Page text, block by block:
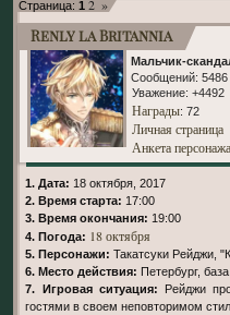
Страница: 1 2 »
Renly la Britannia
Мальчик-
Сообщений: 5486
Уважение: +4492
Награды: 72
Личная страница
Анкета персонажа
1. Дата: 18 октября, 2017
2. Время старта: 17:00
3. Время окончания: 19:00
4. Погода: 18 октября
5. Персонажи: Такатсуки Рейджи,
6. Место действия: Петербург,
7. Игровая ситуация: Рейджи
гостями в своем неповторимом